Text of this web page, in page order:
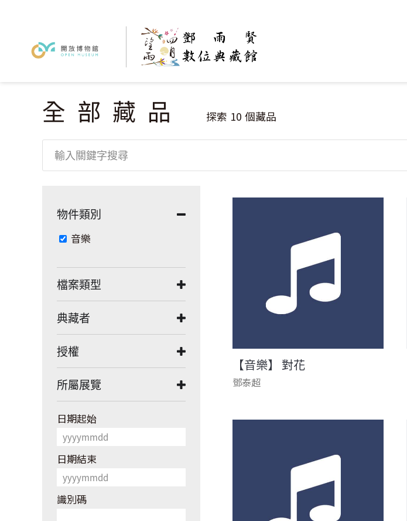
您在這裡
全部藏品 探索 10 個藏品
【音樂】 對花
鄧泰超
物件類別
Remove 音樂 filter
音樂
檔案類型
典藏者
授權
所屬展覽
日期起始
日期結束
識別碼